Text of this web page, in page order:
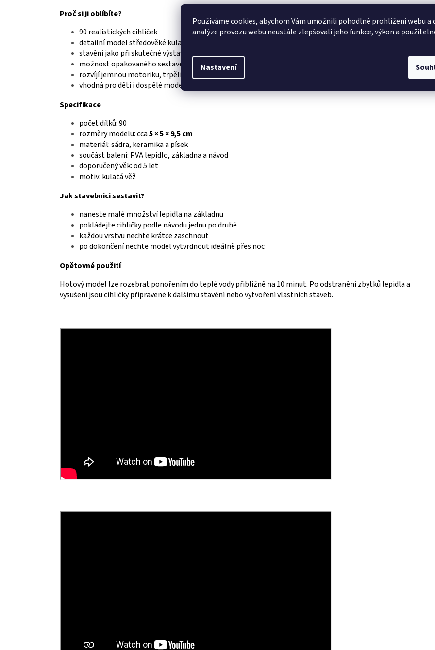
Používáme cookies, abychom Vám umožnili pohodlné prohlížení webu a
analýze provozu webu neustále zlepšovali jeho funkce, výkon a
Nastavení
Proč si ji oblíbíte?
90 realistických cihliček
detailní model středověké kulaté věže
stavění jako při skutečné výstavbě
možnost opakovaného sestavení
rozvíjí jemnou motoriku, trpělivost a kreativitu
vhodná pro děti i dospělé modeláře
Specifikace
počet dílků: 90
rozměry modelu: cca5 × 5 × 9,5 cm
materiál: sádra, keramika a písek
součást balení: PVA lepidlo, základna a návod
doporučený věk: od 5 let
motiv: kulatá věž
Jak stavebnici sestavit?
naneste malé množství lepidla na základnu
pokládejte cihličky podle návodu jednu po druhé
každou vrstvu nechte krátce zaschnout
po dokončení nechte model vytvrdnout ideálně přes noc
Opětovné použití
Hotový model lze rozebrat ponořením do teplé vody přibližně na 10 minut. Po odstranění zbytků lepidla a
vysušení jsou cihličky připravené k dalšímu stavění nebo vytvoření vlastních staveb.